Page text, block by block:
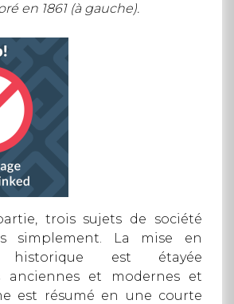
en 1861 (à gauche).
trois sujets de société
simplement. La mise en
historique est étayée
anciennes et modernes et
est résumé en une courte